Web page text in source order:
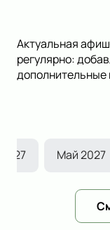
Актуальная
регулярно:
дополнительные
Май 2027